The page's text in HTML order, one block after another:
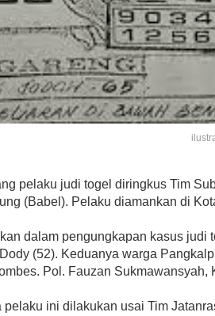
pelaku judi togel diringkus Tim
(Babel). Pelaku diamankan di
dalam pengungkapan kasus judi
(52). Keduanya warga
Pol. Fauzan Sukmawansyah,
ini dilakukan usai Tim